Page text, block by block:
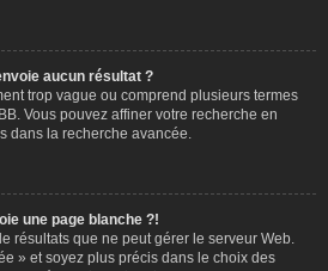
aucun résultat ?
trop vague ou comprend plusieurs termes
Vous pouvez affiner votre recherche en
dans la recherche avancée.
une page blanche ?!
résultats que ne peut gérer le serveur Web.
» et soyez plus précis dans le choix des